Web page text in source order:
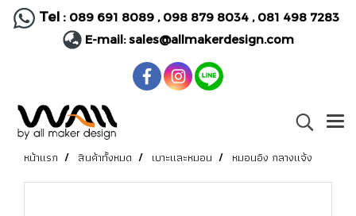
Tel : 089 691 8089, 098 879 8034 , 081 498 7283
E-mail:sales@allmakerdesign.com
หน้าแรก สินค้าทั้งหมด เบาะและหมอน หมอนอิง กลางแจ้ง